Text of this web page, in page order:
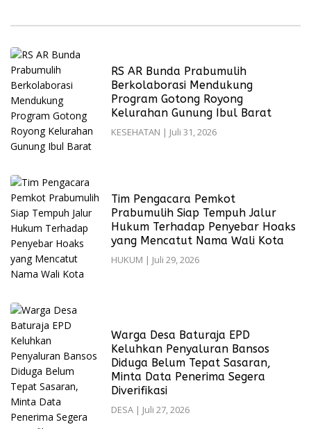
RS AR Bunda Prabumulih
Berkolaborasi Mendukung
Program Gotong Royong
Kelurahan Gunung Ibul Barat
KESEHATAN | Juli 31, 2026
Tim Pengacara Pemkot
Prabumulih Siap Tempuh Jalur
Hukum Terhadap Penyebar Hoaks
yang Mencatut Nama Wali Kota
HUKUM | Juli 29, 2026
Warga Desa Baturaja EPD
Keluhkan Penyaluran Bansos
Diduga Belum Tepat Sasaran,
Minta Data Penerima Segera
Diverifikasi
DESA| Juli 27, 2026